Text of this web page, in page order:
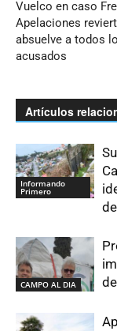
Vuelco en caso
Apelaciones
absuelve a todos
acusados
Artículos
Informando
Primero
CAMPO AL DIA